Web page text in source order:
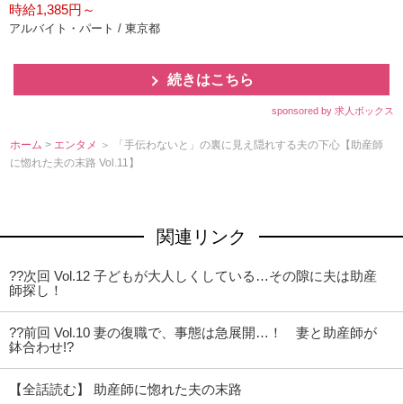
時給1,385円～
アルバイト・パート / 東京都
続きはこちら
sponsored by 求人ボックス
ホーム > エンタメ ＞ 「手伝わないと」の裏に見え隠れする夫の下心【助産師
に惚れた夫の末路 Vol.11】
関連リンク
??次回 Vol.12 子どもが大人しくしている…その隙に夫は助産
師探し！
??前回 Vol.10 妻の復職で、事態は急展開…！ 妻と助産師が
鉢合わせ!?
【全話読む】 助産師に惚れた夫の末路